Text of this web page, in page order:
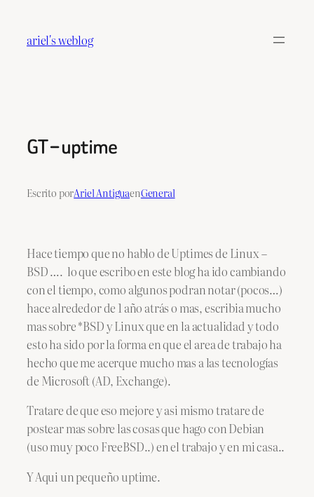
contenido
ariel's weblog
GT – uptime
Escrito porAriel AntiguaenGeneral
Hace tiempo que no hablo de Uptimes de Linux –
BSD …. lo que escribo en este blog ha ido cambiando
con el tiempo, como algunos podran notar (pocos…)
hace alrededor de 1 año atrás o mas, escribia mucho
mas sobre *BSD y Linux que en la actualidad y todo
esto ha sido por la forma en que el area de trabajo ha
hecho que me acerque mucho mas a las tecnologías
de Microsoft (AD, Exchange).
Tratare de que eso mejore y asi mismo tratare de
postear mas sobre las cosas que hago con Debian
(uso muy poco FreeBSD..) en el trabajo y en mi casa..
Y Aqui un pequeño uptime.